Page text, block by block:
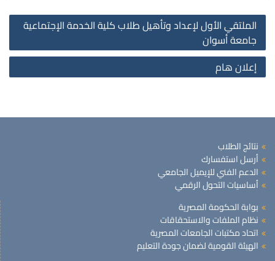
الملتقي الأول لإعداد وتأهيل طلاب كلية الخدمة الإجتماعية
جامعة أسوان
إعلان هام
نتائج الطلاب
أرسل استفسارك
الدعم الفني للإيميل الجامعي
أساسيات التحول الرقمي
بوابة الحكومة المصرية
نظام الملفات والاستحقاقات
اتحاد مكتبات الجامعات المصرية
الهيئة القومية لضمان جودة التعليم